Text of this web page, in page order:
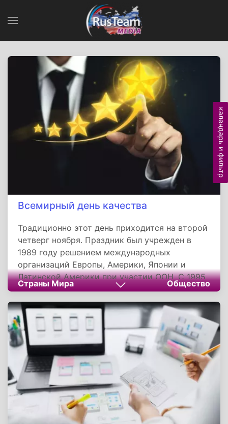
Всемирный день качества
Традиционно этот день приходится на второй
четверг ноября. Праздник был учрежден в
1989 году решением международных
организаций Европы, Америки, Японии и
Латинской Америки при участии ООН. С 1995
года года входит в серию мероприятий,
которые проходят в европейскую неделю
качества. Не является официальным
выходным днем.
Страны Мира Общество
календарь и фильтр